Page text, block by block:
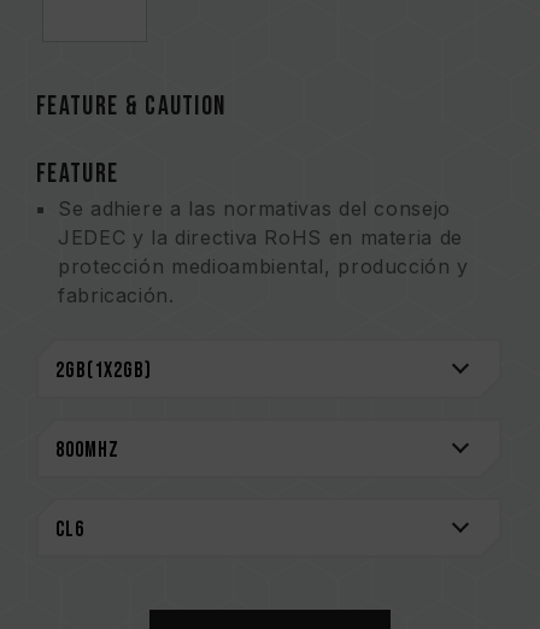
FEATURE & CAUTION
FEATURE
Se adhiere a las normativas del consejo
JEDEC y la directiva RoHS en materia de
protección medioambiental, producción y
fabricación.
Garantía de por vida.